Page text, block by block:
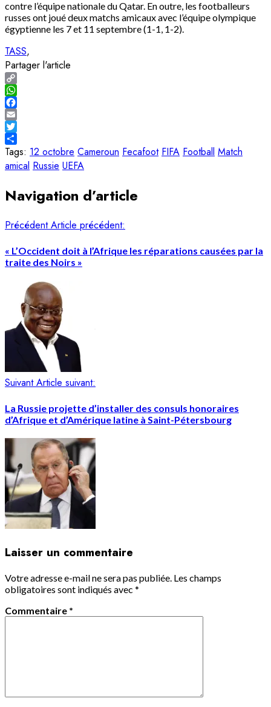
contre l’équipe nationale du Qatar. En outre, les footballeurs
russes ont joué deux matchs amicaux avec l’équipe olympique
égyptienne les 7 et 11 septembre (1-1, 1-2).
TASS
Partager l'article
Copy
Link
WhatsApp
Facebook
Email
Twitter
Share
Tags: 12 octobre Cameroun Fecafoot FIFA Football Match
amical Russie UEFA
Navigation d’article
Précédent Article précédent:
« L’Occident doit à l’Afrique les réparations causées par la
traite des Noirs »
Suivant Article suivant:
La Russie projette d’installer des consuls honoraires
d’Afrique et d’Amérique latine à Saint-Pétersbourg
Laisser un commentaire
Votre adresse e-mail ne sera pas publiée. Les champs
obligatoires sont indiqués avec *
Commentaire *